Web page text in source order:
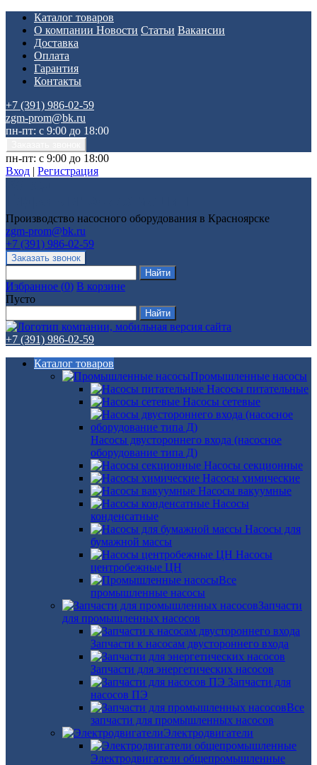
Каталог товаров
О компании Новости Статьи Вакансии
Доставка
Оплата
Гарантия
Контакты
+7 (391) 986-02-59
zgm-prom@bk.ru
пн-пт: с 9:00 до 18:00
пн-пт: с 9:00 до 18:00
Вход | Регистрация
Производство насосного оборудования в Красноярске
zgm-prom@bk.ru
+7 (391) 986-02-59
Избранное (0) В корзине
Пусто
+7 (391) 986-02-59
Каталог товаров
Промышленные насосы
Насосы питательные
Насосы сетевые
Насосы двустороннего входа (насосное
оборудование типа Д)
Насосы секционные
Насосы химические
Насосы вакуумные
Насосы
конденсатные
Насосы для
бумажной массы
Насосы
центробежные ЦН
Все
промышленные насосы
Запчасти
для промышленных насосов
Запчасти к насосам двустороннего входа
Запчасти для энергетических насосов
Запчасти для
насосов ПЭ
Все
запчасти для промышленных насосов
Электродвигатели
Электродвигатели общепромышленные